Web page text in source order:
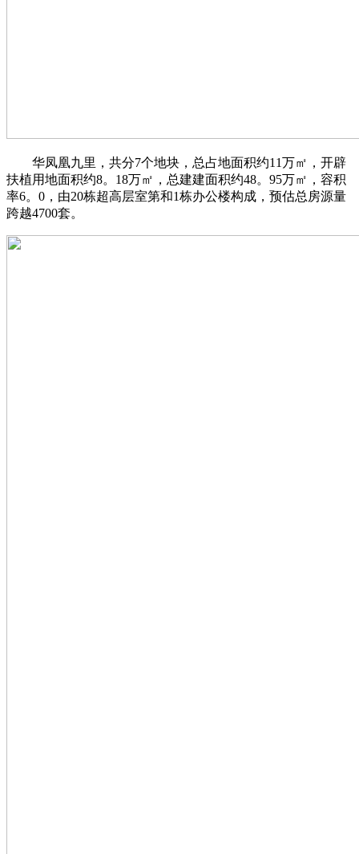
华凤凰九里，共分7个地块，总占地面积约11万㎡，开辟
扶植用地面积约8。18万㎡，总建建面积约48。95万㎡，容积
率6。0，由20栋超高层室第和1栋办公楼构成，预估总房源量
跨越4700套。